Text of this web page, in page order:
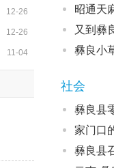
12-26
12-26
11-04
昭通天
又到彝
彝良小
社会
彝良县
家门口
彝良县